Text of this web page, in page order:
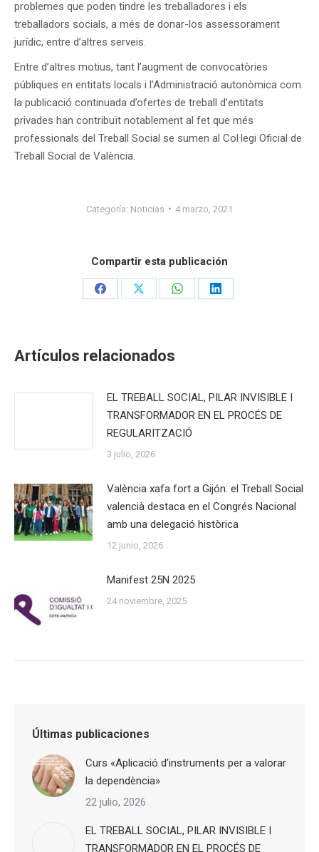
problemes que poden tindre les treballadores i els
treballadors socials, a més de donar-los assessorament
jurídic, entre d’altres serveis.
Entre d’altres motius, tant l’augment de convocatòries
públiques en entitats locals i l’Administració autonòmica com
la publicació continuada d’ofertes de treball d’entitats
privades han contribuït notablement al fet que més
professionals del Treball Social se sumen al Col·legi Oficial de
Treball Social de València.
Categoría: Noticias 4 marzo, 2021
Compartir esta publicación
Share
Share
Share
Share
Artículos relacionados
EL TREBALL SOCIAL, PILAR INVISIBLE I
TRANSFORMADOR EN EL PROCÉS DE
REGULARITZACIÓ
3 julio, 2026
València xafa fort a Gijón: el Treball Social
valencià destaca en el Congrés Nacional
amb una delegació històrica
12 junio, 2026
Manifest 25N 2025
24 noviembre, 2025
Últimas publicaciones
Curs «Aplicació d’instruments per a valorar
la dependència»
22 julio, 2026
EL TREBALL SOCIAL, PILAR INVISIBLE I
TRANSFORMADOR EN EL PROCÉS DE